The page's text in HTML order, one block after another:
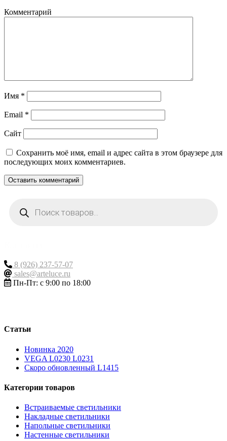
Комментарий
Имя *
Email *
Сайт
Сохранить моё имя, email и адрес сайта в этом браузере для
последующих моих комментариев.
товаров
8 (926) 237-57-07
sales@arteluce.ru
Пн-Пт: с 9:00 по 18:00
Статьи
Новинка 2020
VEGA L0230 L0231
Скоро обновленный L1415
Категории товаров
Встраиваемые светильники
Накладные светильники
Напольные светильники
Настенные светильники